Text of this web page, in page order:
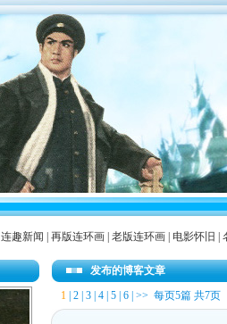
连趣新闻 再版连环画| 老版连环画| 电影怀旧
发布的博客文章
1| 2| 3| 4| 5| 6| >> 每页5篇 共7页